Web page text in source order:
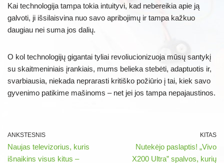
Kai technologija tampa tokia intuityvi, kad nebereikia apie ją
galvoti, ji išsilaisvina nuo savo apribojimų ir tampa kažkuo
daugiau nei suma jos dalių.
O kol technologijų gigantai tyliai revoliucionizuoja mūsų santykį
su skaitmeniniais įrankiais, mums belieka stebėti, adaptuotis ir,
svarbiausia, niekada neprarasti kritiško požiūrio į tai, kiek savo
gyvenimo patikime mašinoms – net jei jos tampa nepajaustinos.
ANKSTESNIS
Naujas televizorius, kuris
išnaikins visus kitus –
KITAS
Nutekėjo paslaptis! „Vivo
X200 Ultra” spalvos, kurių